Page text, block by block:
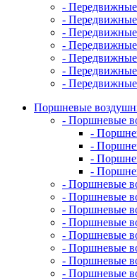
- Передвижные
- Передвижные
- Передвижные
- Передвижные
- Передвижные
-
-
Поршневые
- Поршневые
-
-
-
-
- Поршневые
- Поршневые
- Поршневые
- Поршневые
- Поршневые
- Поршневые
- Поршневые
- Поршневые